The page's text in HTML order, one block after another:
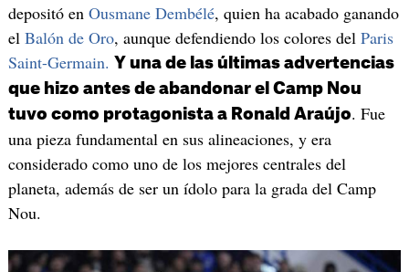
depositó en Ousmane Dembélé, quien ha acabado ganando
el Balón de Oro, aunque defendiendo los colores del Paris
Saint-Germain. Y una de las últimas advertencias
que hizo antes de abandonar el Camp Nou
tuvo como protagonista a Ronald Araújo. Fue
una pieza fundamental en sus alineaciones, y era
considerado como uno de los mejores centrales del
planeta, además de ser un ídolo para la grada del Camp
Nou.